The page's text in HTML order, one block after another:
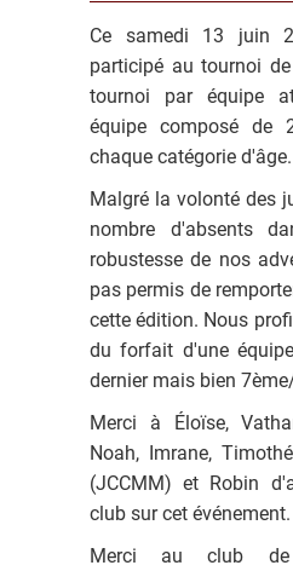
Ce samedi 13 juin
participé au tournoi
tournoi par équipe
équipe composé de
chaque catégorie d'âge.
Malgré la volonté des
nombre d'absents
robustesse de nos
pas permis de
cette édition. Nous
du forfait d'une
dernier mais bien
Merci à Éloïse,
Noah, Imrane,
(JCCMM) et Robin
club sur cet événement.
Merci au club de